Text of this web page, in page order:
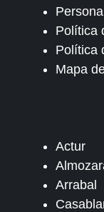
Política
Política
Mapa
Actur
Arrabal